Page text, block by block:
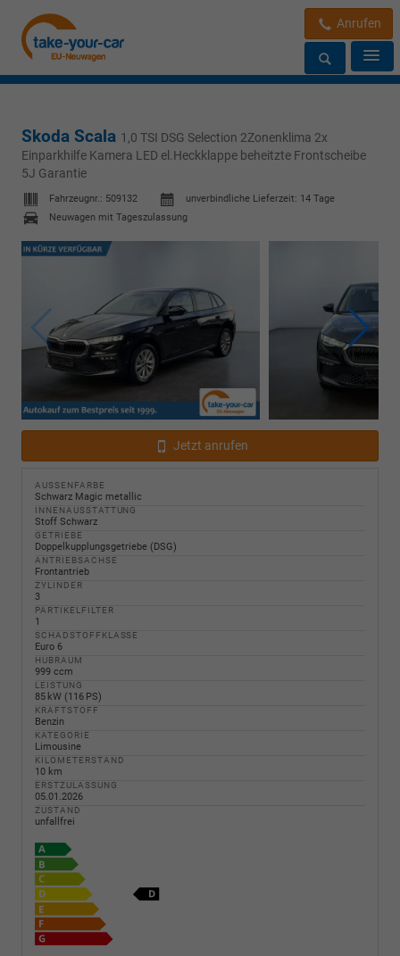
Anrufen
Skoda Scala 1,0 TSI DSG Selection 2Zonenklima 2x
Einparkhilfe Kamera LED el.Heckklappe beheitzte Frontscheibe
5J Garantie
Fahrzeugnr.: 509132 unverbindliche Lieferzeit: 14 Tage
Neuwagen mit Tageszulassung
Jetzt anrufen
AUSSENFARBE
Schwarz Magic metallic
INNENAUSSTATTUNG
Stoff Schwarz
GETRIEBE
Doppelkupplungsgetriebe (DSG)
ANTRIEBSACHSE
Frontantrieb
ZYLINDER
3
PARTIKELFILTER
1
SCHADSTOFFKLASSE
Euro 6
HUBRAUM
999 ccm
LEISTUNG
85 kW (116 PS)
KRAFTSTOFF
Benzin
KATEGORIE
Limousine
KILOMETERSTAND
10 km
ERSTZULASSUNG
05.01.2026
ZUSTAND
unfallfrei